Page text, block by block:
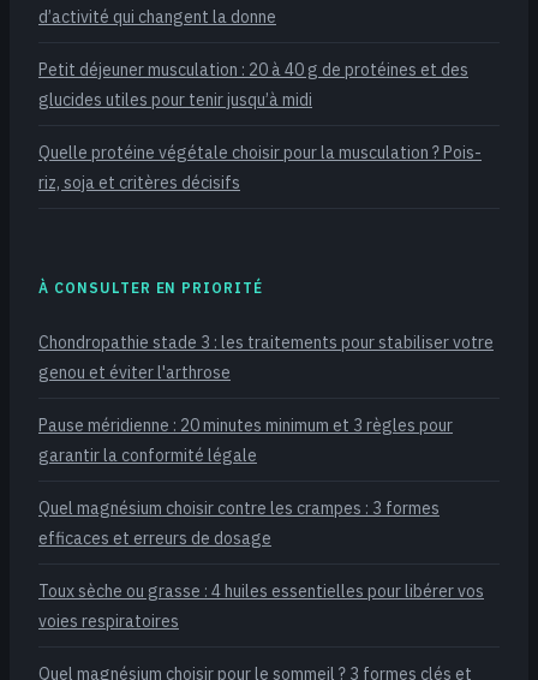
d’activité qui changent la donne
Petit déjeuner musculation : 20 à 40 g de protéines et des
glucides utiles pour tenir jusqu’à midi
Quelle protéine végétale choisir pour la musculation ? Pois-
riz, soja et critères décisifs
À CONSULTER EN PRIORITÉ
Chondropathie stade 3 : les traitements pour stabiliser votre
genou et éviter l'arthrose
Pause méridienne : 20 minutes minimum et 3 règles pour
garantir la conformité légale
Quel magnésium choisir contre les crampes : 3 formes
efficaces et erreurs de dosage
Toux sèche ou grasse : 4 huiles essentielles pour libérer vos
voies respiratoires
Quel magnésium choisir pour le sommeil ? 3 formes clés et